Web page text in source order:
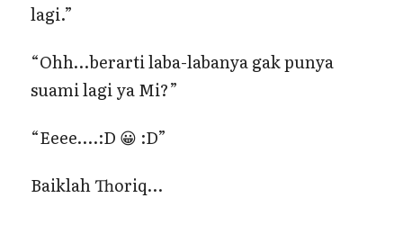
lagi.”
“Ohh…berarti laba-labanya gak punya
suami lagi ya Mi?”
“Eeee….:D 😀 :D”
Baiklah Thoriq…